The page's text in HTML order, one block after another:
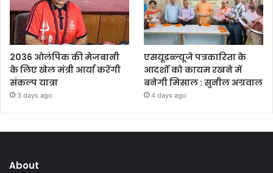
2036 ओलंपिक की मेजबानी
के लिए खेल मंत्री आर्या करेंगी
संकल्प यात्रा
3 days ago
एसयूडब्ल्यूजे पत्रकारिता के
आदर्शों को कायम रखने में
बनेगी मिसाल : सुनील अग्रवाल
4 days ago
About